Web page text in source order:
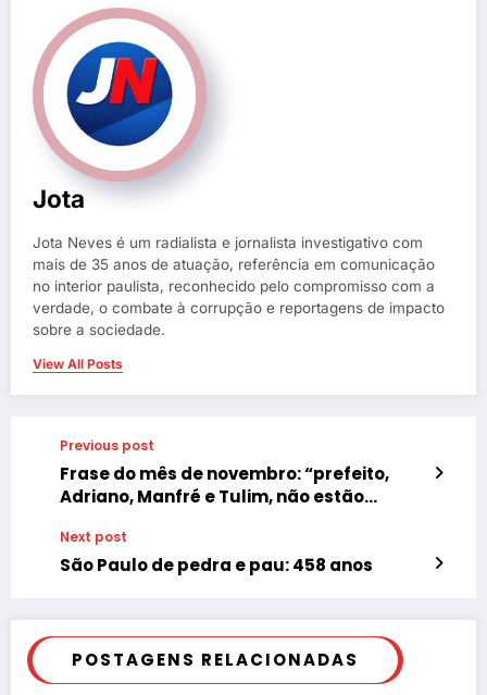
Jota
Jota Neves é um radialista e jornalista investigativo com
mais de 35 anos de atuação, referência em comunicação
no interior paulista, reconhecido pelo compromisso com a
verdade, o combate à corrupção e reportagens de impacto
sobre a sociedade.
View All Posts
Previous post
Frase do mês de novembro: “prefeito,
Adriano, Manfré e Tulim, não estão
momento os possíveis danos morais e
materiais que estão provocando à
concursos “públicos” com provas
corrigidas entre quatro paredes, na
calada da noite ou em plena luz do dia e
Next post
São Paulo de pedra e pau: 458 anos
POSTAGENS RELACIONADAS